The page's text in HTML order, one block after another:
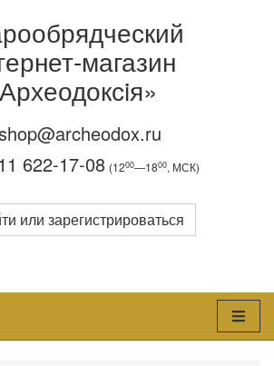
магазин
622-17-08 (1200—1800, МСК)
или зарегистрироваться